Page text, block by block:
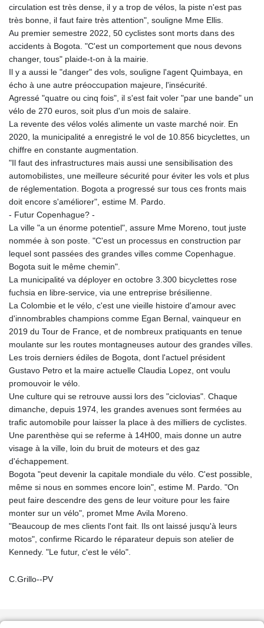
circulation est très dense, il y a trop de vélos, la piste n'est pas
très bonne, il faut faire très attention", souligne Mme Ellis.
Au premier semestre 2022, 50 cyclistes sont morts dans des
accidents à Bogota. "C'est un comportement que nous devons
changer, tous" plaide-t-on à la mairie.
Il y a aussi le "danger" des vols, souligne l'agent Quimbaya, en
écho à une autre préoccupation majeure, l'insécurité.
Agressé "quatre ou cinq fois", il s'est fait voler "par une bande" un
vélo de 270 euros, soit plus d'un mois de salaire.
La revente des vélos volés alimente un vaste marché noir. En
2020, la municipalité a enregistré le vol de 10.856 bicyclettes, un
chiffre en constante augmentation.
"Il faut des infrastructures mais aussi une sensibilisation des
automobilistes, une meilleure sécurité pour éviter les vols et plus
de réglementation. Bogota a progressé sur tous ces fronts mais
doit encore s'améliorer", estime M. Pardo.
- Futur Copenhague? -
La ville "a un énorme potentiel", assure Mme Moreno, tout juste
nommée à son poste. "C'est un processus en construction par
lequel sont passées des grandes villes comme Copenhague.
Bogota suit le même chemin".
La municipalité va déployer en octobre 3.300 bicyclettes rose
fuchsia en libre-service, via une entreprise brésilienne.
La Colombie et le vélo, c'est une vieille histoire d'amour avec
d'innombrables champions comme Egan Bernal, vainqueur en
2019 du Tour de France, et de nombreux pratiquants en tenue
moulante sur les routes montagneuses autour des grandes villes.
Les trois derniers édiles de Bogota, dont l'actuel président
Gustavo Petro et la maire actuelle Claudia Lopez, ont voulu
promouvoir le vélo.
Une culture qui se retrouve aussi lors des "ciclovias". Chaque
dimanche, depuis 1974, les grandes avenues sont fermées au
trafic automobile pour laisser la place à des milliers de cyclistes.
Une parenthèse qui se referme à 14H00, mais donne un autre
visage à la ville, loin du bruit de moteurs et des gaz
d'échappement.
Bogota "peut devenir la capitale mondiale du vélo. C'est possible,
même si nous en sommes encore loin", estime M. Pardo. "On
peut faire descendre des gens de leur voiture pour les faire
monter sur un vélo", promet Mme Avila Moreno.
"Beaucoup de mes clients l'ont fait. Ils ont laissé jusqu'à leurs
motos", confirme Ricardo le réparateur depuis son atelier de
Kennedy. "Le futur, c'est le vélo".
C.Grillo--PV